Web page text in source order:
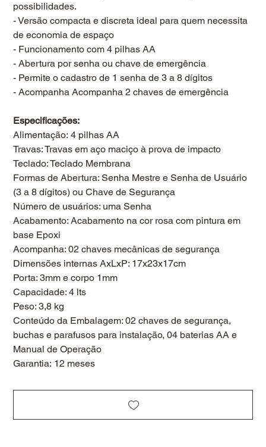
possibilidades.
- Versão compacta e discreta ideal para quem necessita
de economia de espaço
- Funcionamento com 4 pilhas AA
- Abertura por senha ou chave de emergência
- Permite o cadastro de 1 senha de 3 a 8 dígitos
- Acompanha Acompanha 2 chaves de emergência
Especificações:
Alimentação: 4 pilhas AA
Travas: Travas em aço maciço à prova de impacto
Teclado: Teclado Membrana
Formas de Abertura: Senha Mestre e Senha de Usuário
(3 a 8 dígitos) ou Chave de Segurança
Número de usuários: uma Senha
Acabamento: Acabamento na cor rosa com pintura em
base Epoxi
Acompanha: 02 chaves mecânicas de segurança
Dimensões internas AxLxP: 17x23x17cm
Porta: 3mm e corpo 1mm
Capacidade: 4 lts
Peso: 3,8 kg
Conteúdo da Embalagem: 02 chaves de segurança,
buchas e parafusos para instalação, 04 baterias AA e
Manual de Operação
Garantia: 12 meses